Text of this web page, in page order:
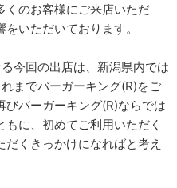
くのお客様にご来店いただ
いただいております。
今回の出店は、新潟県内では
までバーガーキング(R)をご
バーガーキング(R)ならでは
に、初めてご利用いただく
くきっかけになればと考え